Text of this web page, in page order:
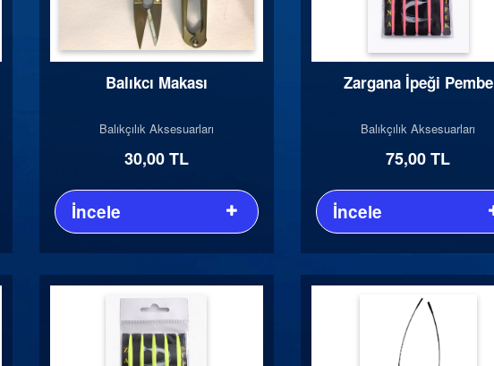
Balıkcı Makası
Balıkçılık Aksesuarları
30,00 TL
İncele
Zargana İpeği Pembe
Balıkçılık Aksesuarları
75,00 TL
İncele